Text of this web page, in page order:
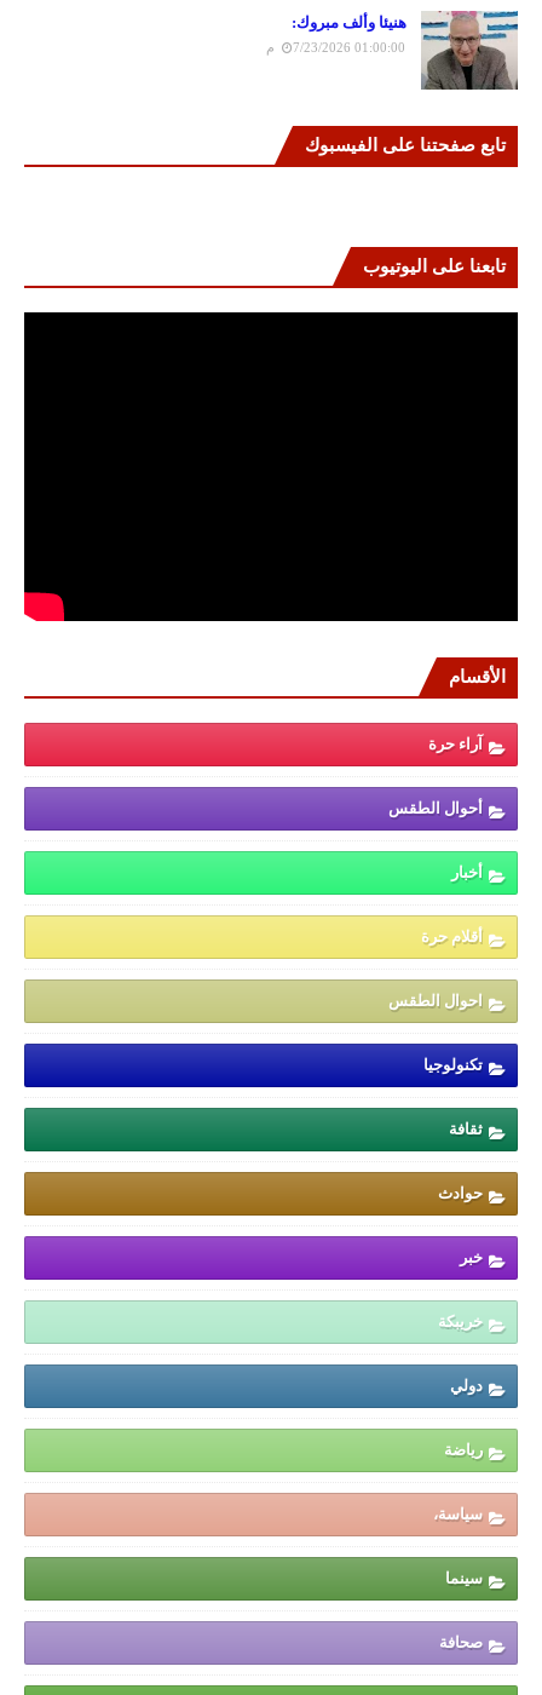
هنيئا وألف مبروك:
7/23/2026 01:00:00 م
تابع صفحتنا على الفيسبوك
تابعنا على اليوتيوب
الأقسام
آراء حرة
أحوال الطقس
أخبار
أقلام حرة
احوال الطقس
تكنولوجيا
ثقافة
حوادث
خبر
خريبكة
دولي
رياضة
سياسة،
سينما
صحافة